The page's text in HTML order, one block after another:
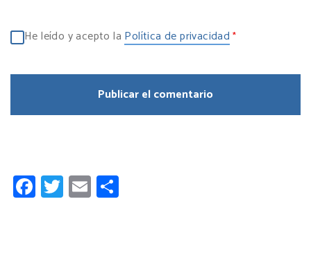
He leído y acepto la Política de privacidad *
Facebook
Twitter
Email